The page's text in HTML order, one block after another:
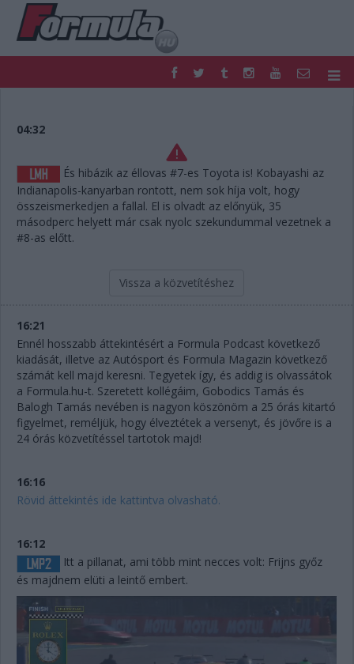
FORMULA
RETRO
EGYÉB
PODCAST
LIVE
TIPPJÁTÉK
DIGITÁLIS MAGAZIN
PONTÁLLÁSOK
VERSENYNAPTÁRAK
04:32
És hibázik az éllovas #7-es Toyota is! Kobayashi az
Indianapolis-kanyarban rontott, nem sok híja volt, hogy
összeismerkedjen a fallal. El is olvadt az előnyük, 35
másodperc helyett már csak nyolc szekundummal vezetnek a
#8-as előtt.
Vissza a közvetítéshez
16:21
Ennél hosszabb áttekintésért a Formula Podcast következő
kiadását, illetve az Autósport és Formula Magazin következő
számát kell majd keresni. Tegyetek így, és addig is olvassátok
a Formula.hu-t. Szeretett kollégáim, Gobodics Tamás és
Balogh Tamás nevében is nagyon köszönöm a 25 órás kitartó
figyelmet, reméljük, hogy élveztétek a versenyt, és jövőre is a
24 órás közvetítéssel tartotok majd!
16:16
Rövid áttekintés ide kattintva olvasható.
16:12
Itt a pillanat, ami több mint necces volt: Frijns győz
és majdnem elüti a leintő embert.